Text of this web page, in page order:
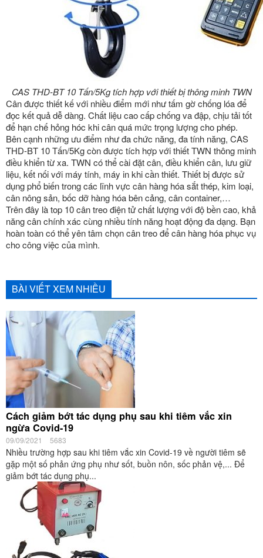
CAS THD-BT 10 Tấn/5Kg tích hợp với thiết bị thông minh TWN
Cân được thiết kế với nhiều điểm mới như tấm gờ chống lóa để
đọc kết quả dễ dàng. Chất liệu cao cấp chống va đập, chịu tải tốt
để hạn chế hỏng hóc khi cân quá mức trọng lượng cho phép.
Bên cạnh những ưu điểm như đa chức năng, đa tính năng, CAS
THD-BT 10 Tấn/5Kg còn được tích hợp với thiết TWN thông minh
điều khiển từ xa. TWN có thể cài đặt cân, điều khiển cân, lưu giữ
liệu, kết nối với máy tính, máy in khi cần thiết. Thiết bị được sử
dụng phổ biến trong các lĩnh vực cân hàng hóa sắt thép, kim loại,
cân nông sản, bốc dỡ hàng hóa bên cảng, cân container,…
Trên đây là top 10 cân treo điện tử chất lượng với độ bền cao, khả
năng cân chính xác cùng nhiều tính năng hoạt động đa dạng. Bạn
hoàn toàn có thể yên tâm chọn cân treo để cân hàng hóa phục vụ
cho công việc của mình.
BÀI VIẾT XEM NHIỀU
Cách giảm bớt tác dụng phụ sau khi tiêm vắc xin
ngừa Covid-19
09/09/2021 5683
Nhiều trường hợp sau khi tiêm vắc xin Covid-19 về người tiêm sẽ
gặp một số phản ứng phụ như sốt, buồn nôn, sốc phản vệ,... Để
giảm bớt tác dụng phụ...